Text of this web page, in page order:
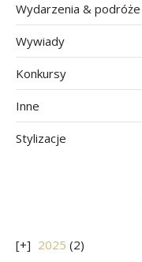
Wydarzenia & podróże
Wywiady
Konkursy
Inne
Stylizacje
2025 (2)